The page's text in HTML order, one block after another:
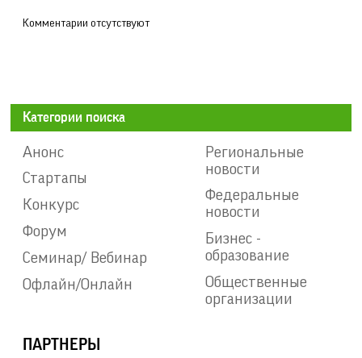
Комментарии отсутствуют
Категории поиска
Анонс
Стартапы
Конкурс
Форум
Семинар/ Вебинар
Офлайн/Онлайн
Региональные
новости
Федеральные
новости
Бизнес -
образование
Общественные
организации
ПАРТНЕРЫ